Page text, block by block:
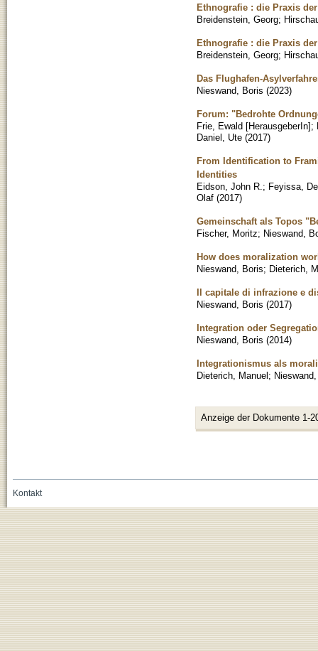
Ethnografie : die Praxis
Breidenstein, Georg;
Ethnografie : die Praxis
Breidenstein, Georg;
Das Flughafen-
Nieswand, Boris (2023)
Forum: "Bedrohte
Frie, Ewald [HerausgeberIn];
Daniel, Ute (2017)
From Identification to
Identities
Eidson, John R. ; Feyissa,
Olaf (2017)
Gemeinschaft als Topos
Fischer, Moritz; Nieswand,
How does moralization
Nieswand, Boris; Dieterich,
Il capitale di infrazione e
Nieswand, Boris (2017)
Integration oder
Nieswand, Boris (2014)
Integrationismus als
Dieterich, Manuel;
Anzeige der Dokumente 1-
Kontakt